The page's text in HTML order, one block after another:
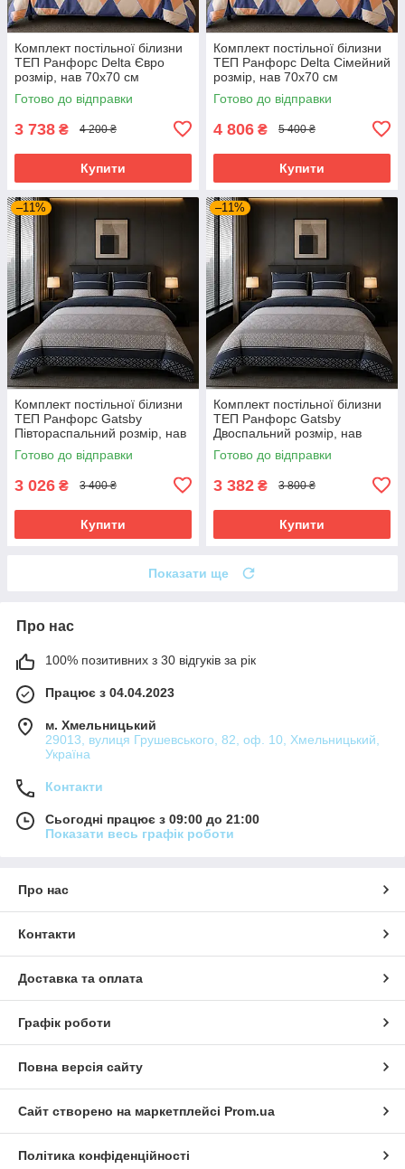
Комплект постільної білизни
ТЕП Ранфорс Delta Євро
розмір, нав 70х70 см
Готово до відправки
3 738 ₴ 4 200 ₴
Купити
Комплект постільної білизни
ТЕП Ранфорс Delta Сімейний
розмір, нав 70х70 см
Готово до відправки
4 806 ₴ 5 400 ₴
Купити
–11%
Комплект постільної білизни
ТЕП Ранфорс Gatsby
Півтораспальний розмір, нав
70х70 см
Готово до відправки
3 026 ₴ 3 400 ₴
Купити
–11%
Комплект постільної білизни
ТЕП Ранфорс Gatsby
Двоспальний розмір, нав
70х70 см
Готово до відправки
3 382 ₴ 3 800 ₴
Купити
Показати ще
Про нас
100% позитивних з 30 відгуків за рік
Працює з 04.04.2023
м. Хмельницький
29013, вулиця Грушевського, 82, оф. 10, Хмельницький,
Україна
Контакти
Сьогодні працює з 09:00 до 21:00
Показати весь графік роботи
Про нас
Контакти
Доставка та оплата
Графік роботи
Повна версія сайту
Сайт створено на маркетплейсі Prom.ua
Політика конфіденційності